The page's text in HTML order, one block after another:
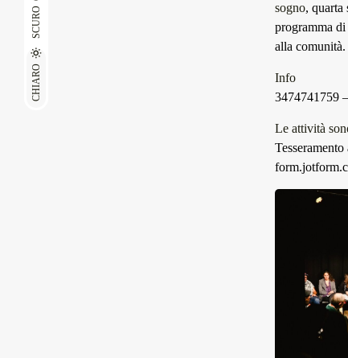
CHIARO
SCURO
sogno, quarta
programma
alla comunità.
Info
3474741759 –
Le attività